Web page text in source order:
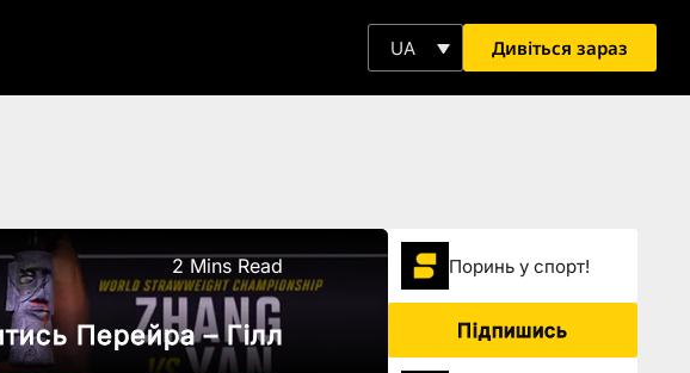
UA Дивіться зараз
2 Mins Read
Перейра – Гілл
Поринь у спорт!
Підпишись